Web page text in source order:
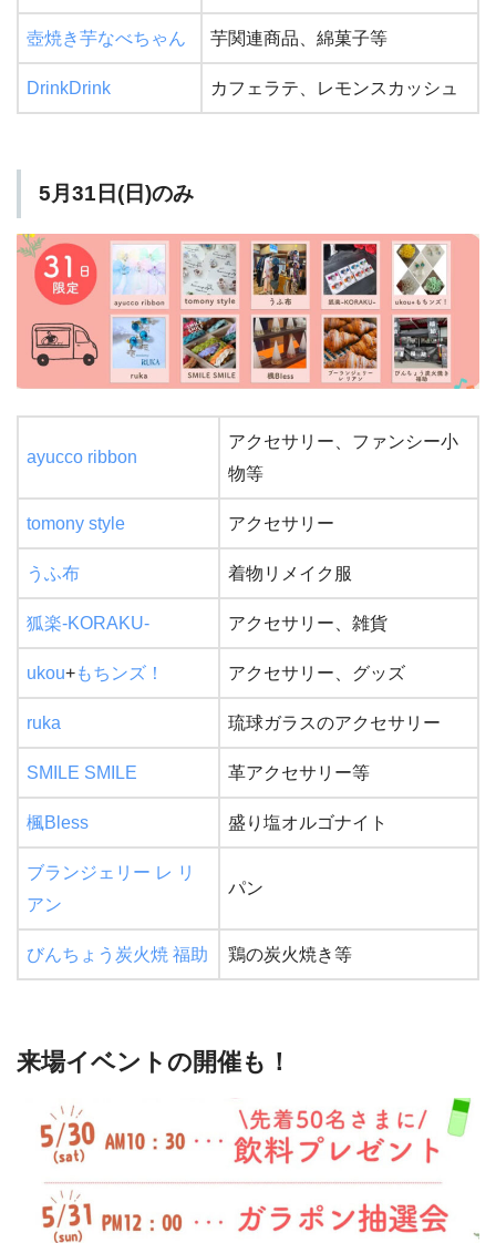
壺焼き芋なべちゃん 芋関連商品、綿菓子等
DrinkDrink カフェラテ、レモンスカッシュ
5月31日(日)のみ
ayucco ribbon
アクセサリー、ファンシー小
物等
tomony style アクセサリー
うふ布 着物リメイク服
狐楽-KORAKU- アクセサリー、雑貨
ukou+もちンズ！ アクセサリー、グッズ
ruka 琉球ガラスのアクセサリー
SMILE SMILE 革アクセサリー等
楓Bless 盛り塩オルゴナイト
ブランジェリー レ リ
アン
パン
びんちょう炭火焼 福助 鶏の炭火焼き等
来場イベントの開催も！